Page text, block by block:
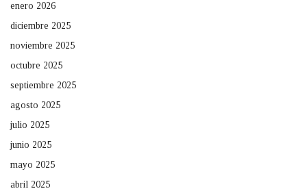
enero 2026
diciembre 2025
noviembre 2025
octubre 2025
septiembre 2025
agosto 2025
julio 2025
junio 2025
mayo 2025
abril 2025